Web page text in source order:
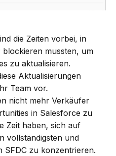
die Zeiten vorbei, in
mussten, um
zu aktualisieren.
Aktualisierungen
Team vor.
nicht mehr Verkäufer
in Salesforce zu
Zeit haben, sich auf
vollständigsten und
SFDC zu konzentrieren.